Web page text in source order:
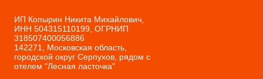
ИП Копырин Никита Михайлович,
ИНН 504315110199, ОГРНИП
318507400056886
142271, Московская область,
городской округ Серпухов, рядом с
отелем "Лесная ласточка"